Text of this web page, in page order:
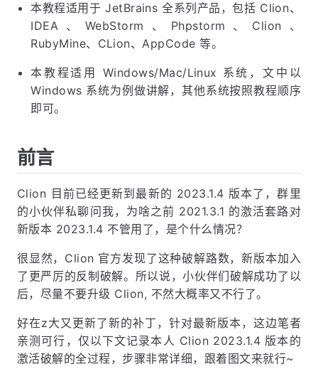
本教程适用于 JetBrains 全系列产品，包括 Clion、
IDEA、WebStorm、Phpstorm、Clion、
RubyMine、CLion、AppCode 等。
本教程适用 Windows/Mac/Linux 系统，文中以
Windows 系统为例做讲解，其他系统按照教程顺序
即可。
前言
Clion 目前已经更新到最新的 2023.1.4 版本了，群里
的小伙伴私聊问我，为啥之前 2021.3.1 的激活套路对
新版本 2023.1.4 不管用了，是个什么情况？
很显然，Clion 官方发现了这种破解路数，新版本加入
了更严厉的反制破解。所以说，小伙伴们破解成功了以
后，尽量不要升级 Clion, 不然大概率又不行了。
好在z大又更新了新的补丁，针对最新版本，这边笔者
亲测可行，仅以下文记录本人 Clion 2023.1.4 版本的
激活破解的全过程，步骤非常详细，跟着图文来就行~